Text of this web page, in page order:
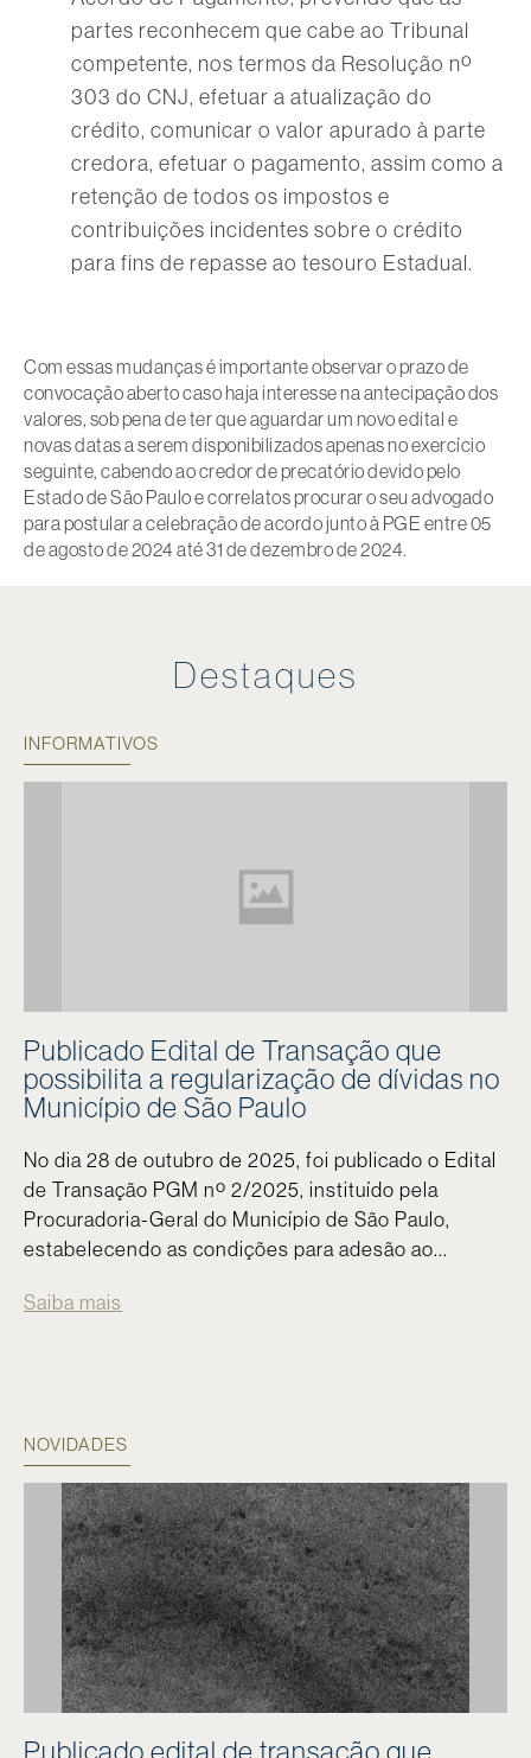
partes reconhecem que cabe ao Tribunal
competente, nos termos da Resolução nº
303 do CNJ, efetuar a atualização do
crédito, comunicar o valor apurado à parte
credora, efetuar o pagamento, assim como a
retenção de todos os impostos e
contribuições incidentes sobre o crédito
para fins de repasse ao tesouro Estadual.
Com essas mudanças é importante observar o prazo de
convocação aberto caso haja interesse na antecipação dos
valores, sob pena de ter que aguardar um novo edital e
novas datas a serem disponibilizados apenas no exercício
seguinte, cabendo ao credor de precatório devido pelo
Estado de São Paulo e correlatos procurar o seu advogado
para postular a celebração de acordo junto à PGE entre 05
de agosto de 2024 até 31 de dezembro de 2024.
Destaques
INFORMATIVOS
Publicado Edital de Transação que
possibilita a regularização de dívidas no
Município de São Paulo
No dia 28 de outubro de 2025, foi publicado o Edital
de Transação PGM nº 2/2025, instituído pela
Procuradoria-Geral do Município de São Paulo,
estabelecendo as condições para adesão ao...
Saiba mais
NOVIDADES
Publicado edital de transação que